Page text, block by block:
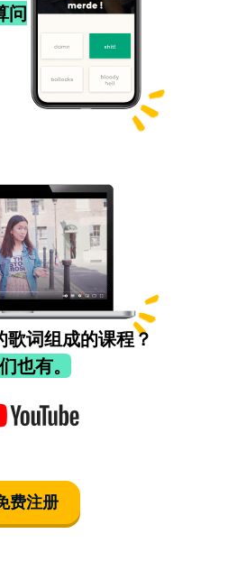
问
歌词组成的课程？
也有。
费注册